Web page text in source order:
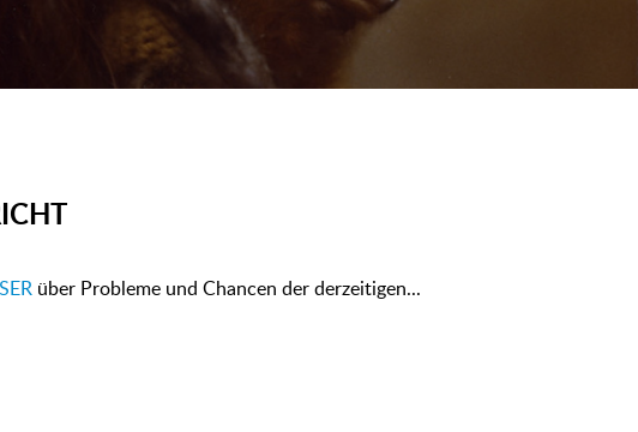
über Probleme und Chancen der derzeitigen...